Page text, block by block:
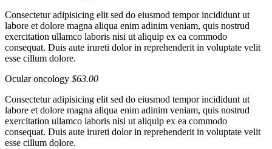
Consectetur adipisicing elit sed do eiusmod tempor incididunt ut
labore et dolore magna aliqua enim adinim veniam, quis nostrud
exercitation ullamco laboris nisi ut aliquip ex ea commodo
consequat. Duis aute irureti dolor in reprehenderit in voluptate velit
esse cillum dolore.
Ocular oncology $63.00
Consectetur adipisicing elit sed do eiusmod tempor incididunt ut
labore et dolore magna aliqua enim adinim veniam, quis nostrud
exercitation ullamco laboris nisi ut aliquip ex ea commodo
consequat. Duis aute irureti dolor in reprehenderit in voluptate velit
esse cillum dolore.